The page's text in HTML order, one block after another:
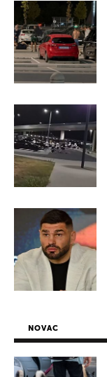
NOVAC